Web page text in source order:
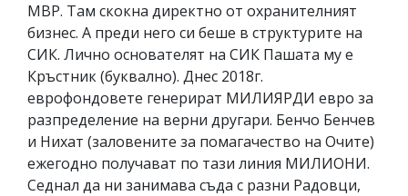
МВР. Там скокна директно от охранителният
бизнес. А преди него си беше в структурите на
СИК. Лично основателят на СИК Пашата му е
Кръстник (буквално). Днес 2018г.
еврофондовете генерират МИЛИЯРДИ евро за
разпределение на верни другари. Бенчо Бенчев
и Нихат (заловените за помагачество на Очите)
ежегодно получават по тази линия МИЛИОНИ.
Седнал да ни занимава съда с разни Радовци,